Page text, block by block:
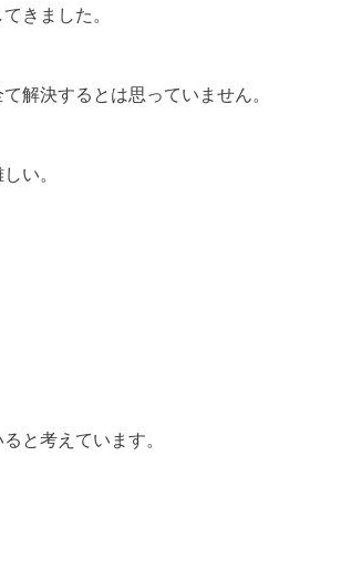
きました。
解決するとは思っていません。
い。
と考えています。